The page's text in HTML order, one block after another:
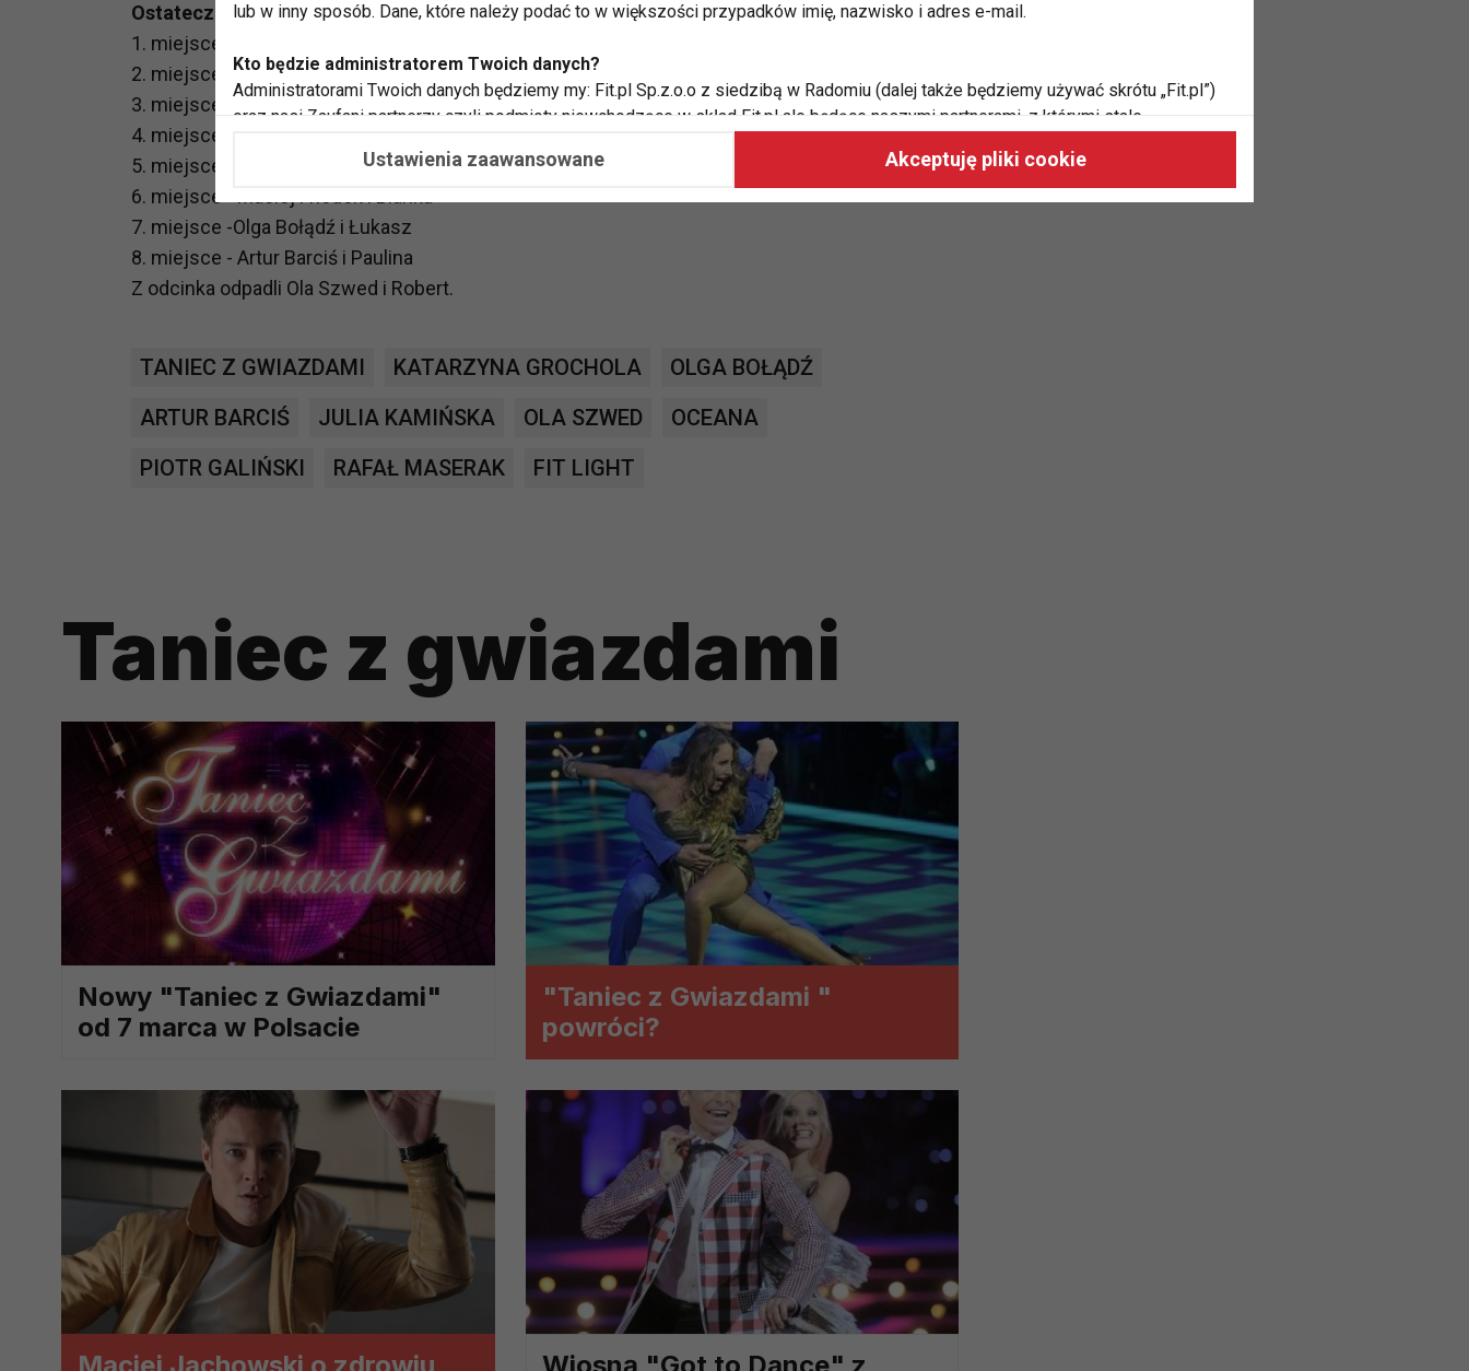
Ostateczne oceny - po podliczeniu głosów widzów
1. miejsce - ponownie Julia Kamińska i Rafał Maserak
2. miejsce - Oceana i Przemysław
3. miejsce - Piotr Szwedes i Anna Głogowska
4. miejsce - Katarzyna Glinka i Stefano
5. miejsce - Katarzyna Grochola i Jan
6. miejsce - Maciej Friedek i Blanka
7. miejsce -Olga Bołądź i Łukasz
8. miejsce - Artur Barciś i Paulina
Z odcinka odpadli Ola Szwed i Robert.
TANIEC Z GWIAZDAMI KATARZYNA GROCHOLA
OLGA BOŁĄDŹ
ARTUR BARCIŚ
JULIA KAMIŃSKA OLA SZWED
OCEANA
PIOTR GALIŃSKI
RAFAŁ MASERAK FIT LIGHT
Taniec z gwiazdami
Nowy "Taniec z Gwiazdami"
od 7 marca w Polsacie
"Taniec z Gwiazdami "
powróci?
lub w inny sposób. Dane, które należy podać to w większości przypadków imię, nazwisko i adres e-mail.
Kto będzie administratorem Twoich danych?
Administratorami Twoich danych będziemy my: Fit.pl Sp.z.o.o z siedzibą w Radomiu (dalej także będziemy używać skrótu „Fit.pl”)
oraz nasi Zaufani partnerzy czyli podmioty niewchodzące w skład Fit.pl ale będące naszymi partnerami, z którymi stale
potrzeb i zainteresowań.
Dlaczego chcemy przetwarzać Twoje dane?
Przetwarzamy te dane w celach, aby:
przeprowadzania konkursów z nagrodami,
dokonywać pomiarów, które pozwalają nam udoskonalać nasze usługi i sprawić, że będą maksymalnie odpowiadać Twoim
potrzebom
Komu możemy przekazać dane?
Jakie masz prawa w stosunku do Twoich danych?
Masz między innymi prawo do żądania dostępu do danych, sprostowania, usunięcia lub ograniczenia ich przetwarzania. Możesz
także wycofać zgodę na przetwarzanie danych osobowych, zgłosić sprzeciw oraz skorzystać z innych praw wymienionych
szczegółowo tutaj.
Jakie są podstawy prawne przetwarzania Twoich danych?
Każde przetwarzanie Twoich danych musi być oparte na właściwej, zgodnej z obowiązującymi przepisami, podstawie prawnej.
Podstawą prawną przetwarzania Twoich danych w celu świadczenia usług, w tym dopasowywania ich do Twoich zainteresowań,
analizowania ich i udoskonalania oraz zapewniania ich bezpieczeństwa jest niezbędność do wykonania umów o ich świadczenie
(tymi umowami są zazwyczaj regulaminy lub podobne dokumenty dostępne w usługach, z których korzystasz). Taką podstawą
prawną dla pomiarów statystycznych i marketingu własnego administratorów jest tzw. uzasadniony interes administratora.
Przetwarzanie Twoich danych w celach marketingowych podmiotów trzecich będzie odbywać się na podstawie Twojej dobrowolnej
zgody.
Ustawienia zaawansowane Akceptuję pliki cookie